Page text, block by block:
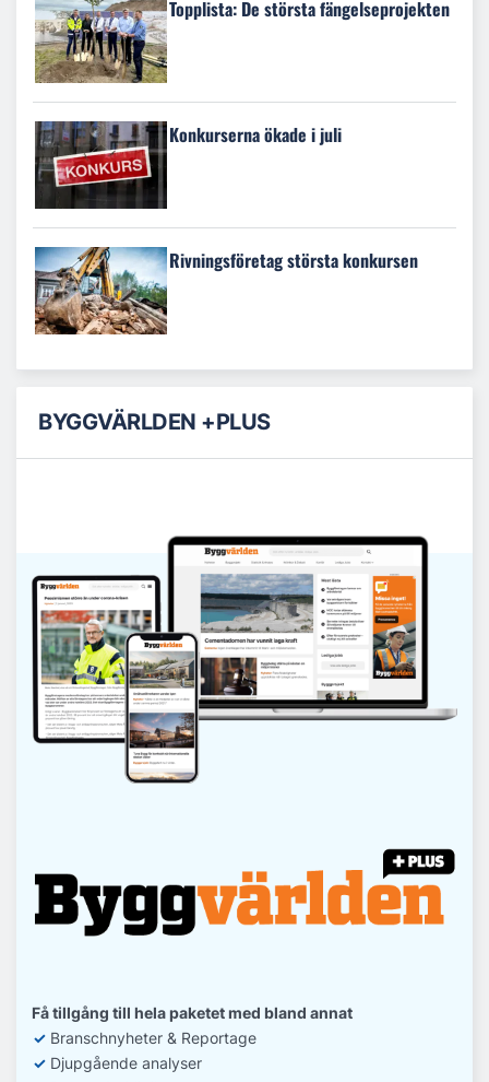
Topplista: De största fängelseprojekten
Konkurserna ökade i juli
Rivningsföretag största konkursen
BYGGVÄRLDEN +PLUS
Få tillgång till hela paketet med bland annat
✓ Branschnyheter & Reportage
✓ Djupgående analyser